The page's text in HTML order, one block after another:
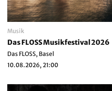
Musik
Das FLOSS Musikfestival 2026
Das FLOSS, Basel
10.08.2026, 21:00